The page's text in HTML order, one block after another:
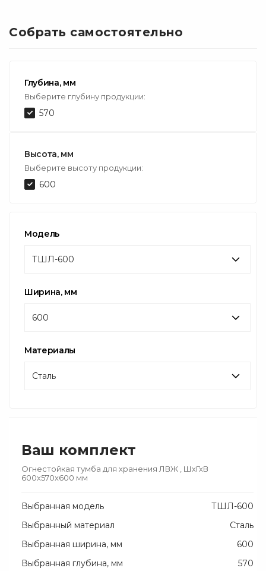
Собрать самостоятельно
Глубина, мм
Выберите глубину продукции:
570
Высота, мм
Выберите высоту продукции:
600
Модель
ТШЛ-600
Ширина, мм
600
Материалы
Сталь
Ваш комплект
Огнестойкая тумба для хранения ЛВЖ
, ШхГхВ
600x570x600 мм
Выбранная модель
ТШЛ-600
Выбранный материал
Сталь
Выбранная ширина, мм
600
Выбранная глубина, мм
570